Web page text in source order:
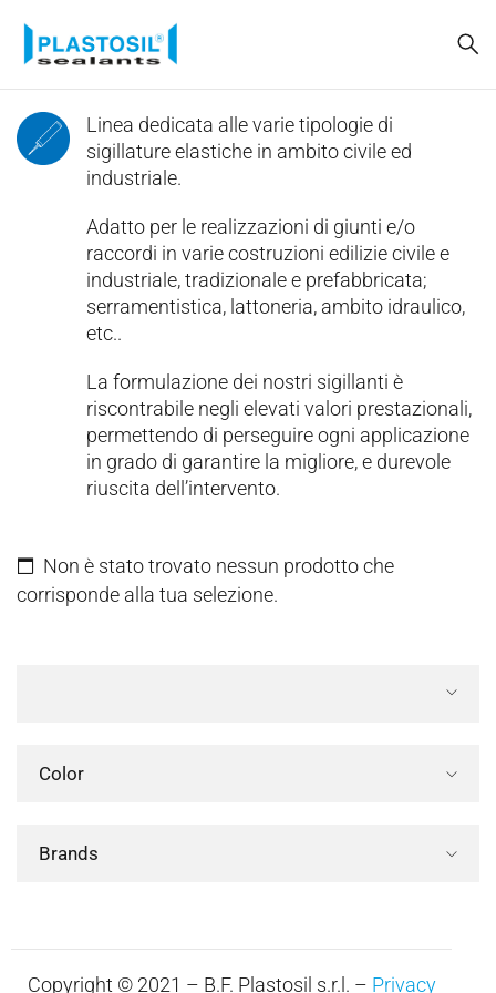
Linea dedicata alle varie tipologie di
sigillature elastiche in ambito civile ed
industriale.
Adatto per le realizzazioni di giunti e/o
raccordi in varie costruzioni edilizie civile e
industriale, tradizionale e prefabbricata;
serramentistica, lattoneria, ambito idraulico,
etc..
La formulazione dei nostri sigillanti è
riscontrabile negli elevati valori prestazionali,
permettendo di perseguire ogni applicazione
in grado di garantire la migliore, e durevole
riuscita dell’intervento.
Non è stato trovato nessun prodotto che
corrisponde alla tua selezione.
Color
Brands
Copyright © 2021 – B.F. Plastosil s.r.l. – Privacy